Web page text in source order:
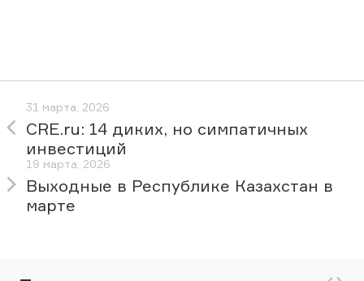
31 марта, 2026
CRE.ru: 14 диких, но симпатичных
инвестиций
19 марта, 2026
Выходные в Республике Казахстан в
марте